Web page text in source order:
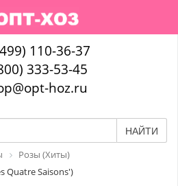
110-36-37
333-53-45
hoz.ru
НАЙТИ
Розы (Хиты)
Quatre Saisons')